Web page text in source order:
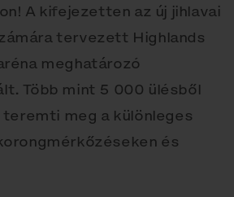
A kifejezetten az új jihlavai
tervezett Highlands
meghatározó
Több mint 5 000 ülésből
meg a különleges
és